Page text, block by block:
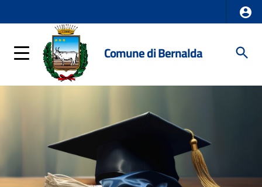
Comune di Bernalda